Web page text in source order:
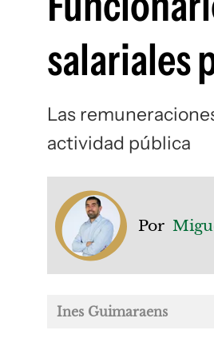
salariales
Las
actividad pública
Por
Ines Guimaraens